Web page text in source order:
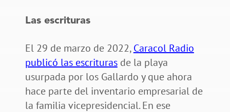
Las escrituras
El 29 de marzo de 2022,Caracol Radio
publicó las escriturasde la playa
usurpada por los Gallardo y que ahora
hace parte del inventario empresarial de
la familia vicepresidencial. En ese